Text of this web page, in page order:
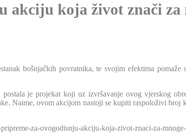
akciju koja život znači za
bošnjačkih povratnika, te svojim efektima pomaže
je projekat koji uz izvršavanje ovog vjerskog
Naime, ovom akcijom nastoji se kupiti raspoloživi broj
za-ovogodisnju-akciju-koja-zivot-znaci-za-